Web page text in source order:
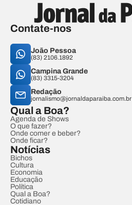
Contate-nos
João Pessoa
(83) 2106.1892
Campina Grande
(83) 3315-3204
Redação
jornalismo@jornaldaparaiba.com.br
Qual a Boa?
Agenda de Shows
O que fazer?
Onde comer e beber?
Onde ficar?
Notícias
Bichos
Cultura
Economia
Educação
Política
Qual a Boa?
Cotidiano